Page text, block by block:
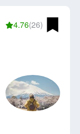
4.76(26)